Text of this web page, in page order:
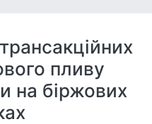
пливу
на біржових